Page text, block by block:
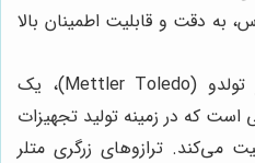
به دقت و قابلیت اطمینان بالا
متلر تولدو (Mettler Toledo)، یک
که در زمینه تولید تجهیزات
می‌کند. ترازوهای زرگری متلر